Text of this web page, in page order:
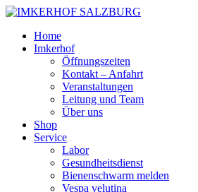
Home
Imkerhof
Öffnungszeiten
Kontakt – Anfahrt
Veranstaltungen
Leitung und Team
Über uns
Shop
Service
Labor
Gesundheitsdienst
Bienenschwarm melden
Vespa velutina